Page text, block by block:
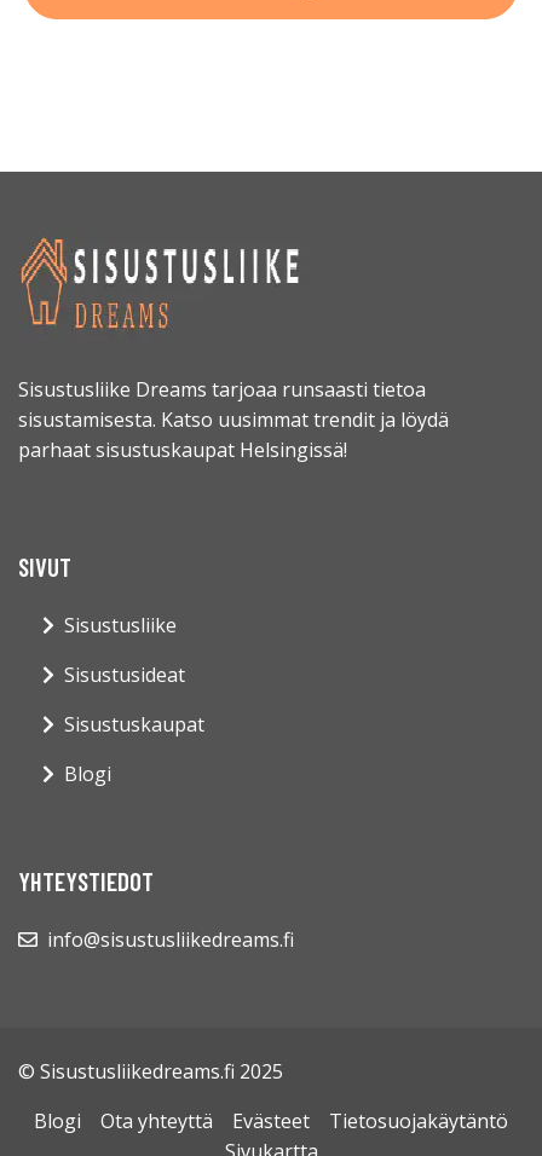
Sisustusliike Dreams tarjoaa runsaasti tietoa
sisustamisesta. Katso uusimmat trendit ja löydä
parhaat sisustuskaupat Helsingissä!
SIVUT
Sisustusliike
Sisustusideat
Sisustuskaupat
Blogi
YHTEYSTIEDOT
info@sisustusliikedreams.fi
© Sisustusliikedreams.fi 2025
Blogi
Ota yhteyttä Evästeet
Tietosuojakäytäntö
Sivukartta